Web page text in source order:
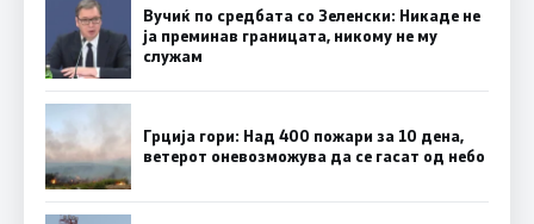
Вучиќ по средбата со Зеленски: Никаде не
ја преминав границата, никому не му
служам
Грција гори: Над 400 пожари за 10 дена,
ветерот оневозможува да се гасат од небо